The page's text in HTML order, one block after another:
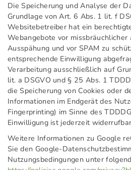
Die Speicherung und Analyse der
Grundlage von Art. 6 Abs. 1 lit. f
Websitebetreiber hat ein
Webangebote vor
Ausspähung und vor SPAM zu
entsprechende Einwilligung
Verarbeitung ausschließlich auf
lit. a DSGVO und § 25 Abs. 1
die Speicherung von Cookies oder
Informationen im Endgerät des
Fingerprinting) im Sinne des
Einwilligung ist jederzeit
Weitere Informationen zu Google
Sie den Google-
Nutzungsbedingungen unter